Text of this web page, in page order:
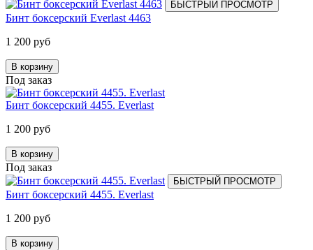
БЫСТРЫЙ ПРОСМОТР
Бинт боксерский Everlast 4463
1 200 руб
В корзину
Под заказ
Бинт боксерский 4455. Everlast
1 200 руб
В корзину
Под заказ
БЫСТРЫЙ ПРОСМОТР
Бинт боксерский 4455. Everlast
1 200 руб
В корзину